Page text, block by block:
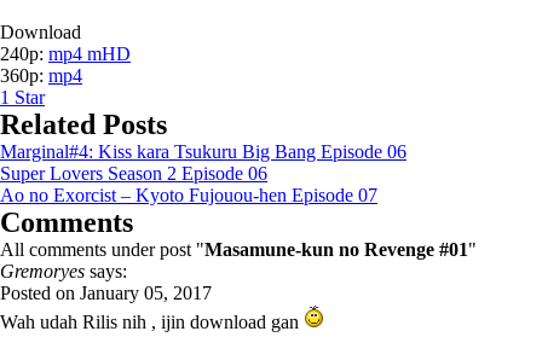
Download
240p: mp4 mHD
360p: mp4
1 Star
Related Posts
Marginal#4: Kiss kara Tsukuru Big Bang Episode 06
Super Lovers Season 2 Episode 06
Ao no Exorcist – Kyoto Fujouou-hen Episode 07
Comments
All comments under post "Masamune-kun no Revenge #01"
Gremoryes says:
Posted on January 05, 2017
Wah udah Rilis nih , ijin download gan